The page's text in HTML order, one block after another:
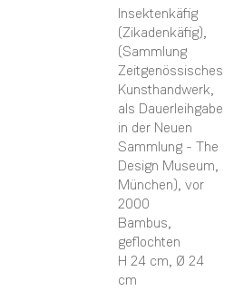
Insektenkäfig
(Zikadenkäfig),
(Sammlung
Zeitgenössisches
Kunsthandwerk,
als Dauerleihgabe
in der Neuen
Sammlung - The
Design Museum,
München), vor
2000
Bambus,
geflochten
H 24 cm, Ø 24
cm